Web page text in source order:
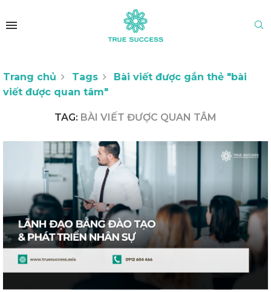
Trang chủ Tags
Bài viết được gắn thẻ "bài
viết được quan tâm"
TAG: BÀI VIẾT ĐƯỢC QUAN TÂM